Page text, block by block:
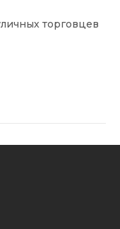
торговцев